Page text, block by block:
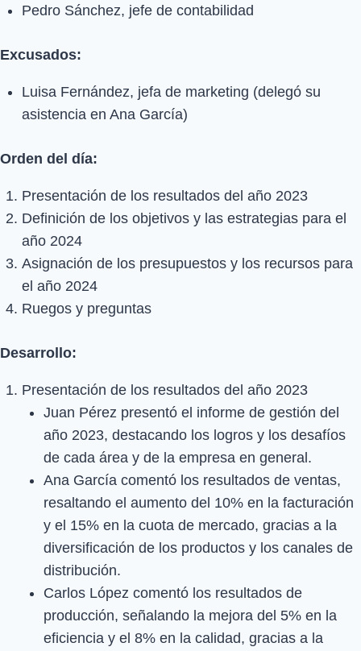
Pedro Sánchez, jefe de contabilidad
Excusados:
Luisa Fernández, jefa de marketing (delegó su
asistencia en Ana García)
Orden del día:
Presentación de los resultados del año 2023
Definición de los objetivos y las estrategias para el
año 2024
Asignación de los presupuestos y los recursos para
el año 2024
Ruegos y preguntas
Desarrollo:
Presentación de los resultados del año 2023
Juan Pérez presentó el informe de gestión del
año 2023, destacando los logros y los desafíos
de cada área y de la empresa en general.
Ana García comentó los resultados de ventas,
resaltando el aumento del 10% en la facturación
y el 15% en la cuota de mercado, gracias a la
diversificación de los productos y los canales de
distribución.
Carlos López comentó los resultados de
producción, señalando la mejora del 5% en la
eficiencia y el 8% en la calidad, gracias a la